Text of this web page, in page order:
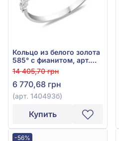
Кольцо из белого золота
585° с фианитом, арт.
140493б
14 405,70 грн
6 770,68 грн
(арт. 140493б)
Купить
-56%